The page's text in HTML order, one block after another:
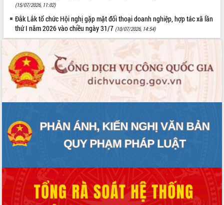
(15/07/2026, 11:02)
Đắk Lắk tổ chức Hội nghị gặp mặt đối thoại doanh nghiệp, hợp tác xã lần
thứ I năm 2026 vào chiều ngày 31/7 (10/07/2026, 14:54)